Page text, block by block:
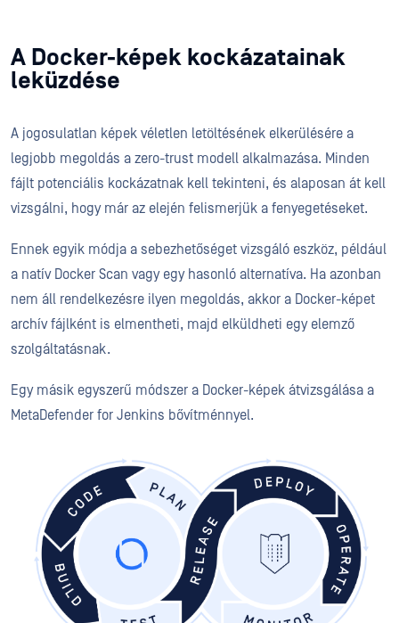
A Docker-képek kockázatainak
leküzdése
A jogosulatlan képek véletlen letöltésének elkerülésére a
legjobb megoldás a zero-trust modell alkalmazása. Minden
fájlt potenciális kockázatnak kell tekinteni, és alaposan át kell
vizsgálni, hogy már az elején felismerjük a fenyegetéseket.
Ennek egyik módja a sebezhetőséget vizsgáló eszköz, például
a natív Docker Scan vagy egy hasonló alternatíva. Ha azonban
nem áll rendelkezésre ilyen megoldás, akkor a Docker-képet
archív fájlként is elmentheti, majd elküldheti egy elemző
szolgáltatásnak.
Egy másik egyszerű módszer a Docker-képek átvizsgálása a
MetaDefender for Jenkins bővítménnyel.